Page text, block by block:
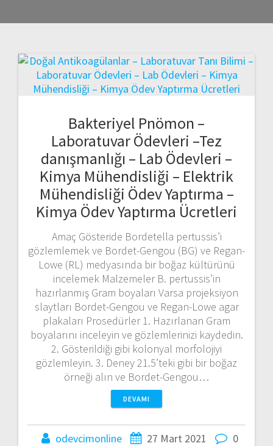
Bakteriyel Pnömon –
Laboratuvar Ödevleri –Tez
danışmanlığı – Lab Ödevleri –
Kimya Mühendisliği – Elektrik
Mühendisliği Ödev Yaptırma –
Kimya Ödev Yaptırma Ücretleri
Amaç Gösteride Bordetella pertussis’i
gözlemlemek ve Bordet-Gengou (BG) ve Regan-
Lowe (RL) medyasında bir boğaz kültürünü
incelemek Malzemeler B. pertussis’in
hazırlanmış Gram boyaları Varsa projeksiyon
slaytları Bordet-Gengou ve Regan-Lowe agar
plakaları Prosedürler 1. Hazırlanan Gram
boyalarını inceleyin ve gözlemlerinizi kaydedin.
2. Gösterildiği gibi kolonyal morfolojiyi
gözlemleyin. 3. Deney 21.5’teki gibi bir boğaz
örneği alın ve Bordet-Gengou…
DEVAMI
odevcimonline 27 Mart 2021 0